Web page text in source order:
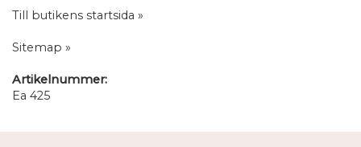
Till butikens startsida »
Sitemap »
Artikelnummer:
Ea 425